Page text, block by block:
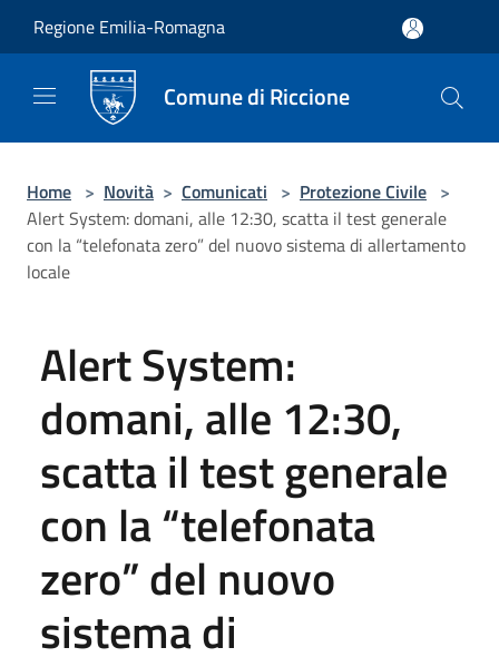
Regione Emilia-Romagna
Comune di Riccione
Home > Novità > Comunicati > Protezione Civile >
Alert System: domani, alle 12:30, scatta il test generale
con la “telefonata zero” del nuovo sistema di allertamento
locale
Alert System:
domani, alle 12:30,
scatta il test generale
con la “telefonata
zero” del nuovo
sistema di